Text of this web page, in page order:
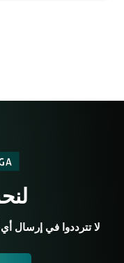
لا تترددوا في إرسال أي